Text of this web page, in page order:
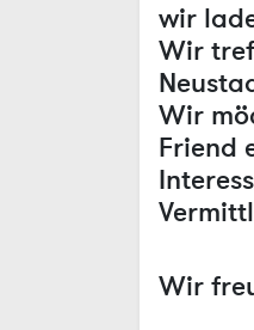
wir
Wir
Wir
Friend
Wir